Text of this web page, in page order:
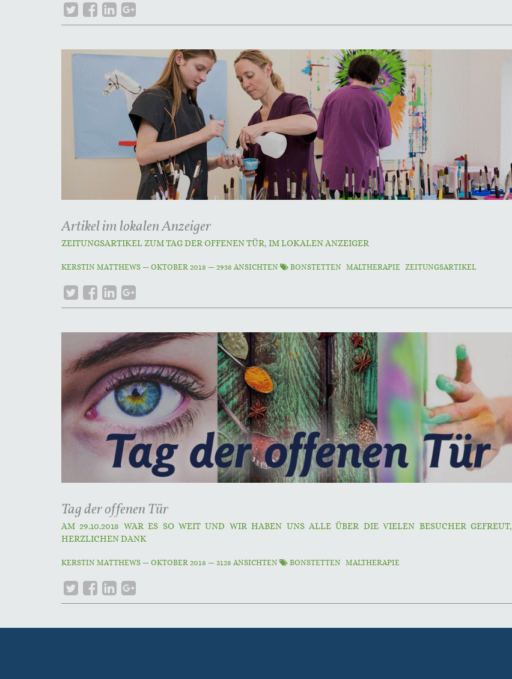
Artikel im lokalen Anzeiger
ZEITUNGSARTIKEL ZUM TAG DER OFFENEN TÜR, IM LOKALEN ANZEIGER
KERSTIN MATTHEWS — OKTOBER 2018 — 2958 ANSICHTEN BONSTETTEN MALTHERAPIE ZEITUNGSARTIKEL
Tag der offenen Tür
AM 29.10.2018 WAR ES SO WEIT UND WIR HABEN UNS ALLE ÜBER DIE VIELEN BESUCHER GEFREUT,
HERZLICHEN DANK
KERSTIN MATTHEWS — OKTOBER 2018 — 3128 ANSICHTEN BONSTETTEN MALTHERAPIE